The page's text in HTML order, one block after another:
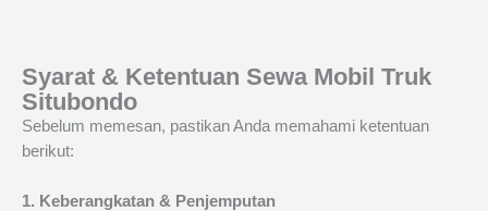
Syarat & Ketentuan Sewa Mobil Truk
Situbondo
Sebelum memesan, pastikan Anda memahami ketentuan
berikut:
1. Keberangkatan & Penjemputan